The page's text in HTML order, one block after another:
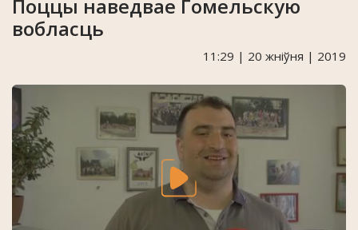
Поццы наведвае Гомельскую
вобласць
11:29 | 20 жніўня | 2019